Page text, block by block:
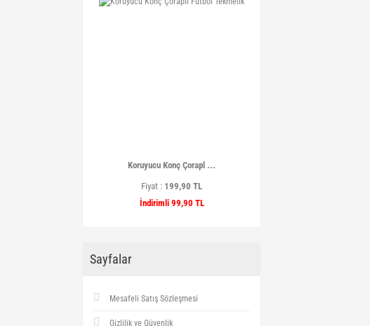
Koruyucu Konç Çorapl ...
Fiyat : 199,90 TL
İndirimli 99,90 TL
Sayfalar
Mesafeli Satış Sözleşmesi
Gizlilik ve Güvenlik